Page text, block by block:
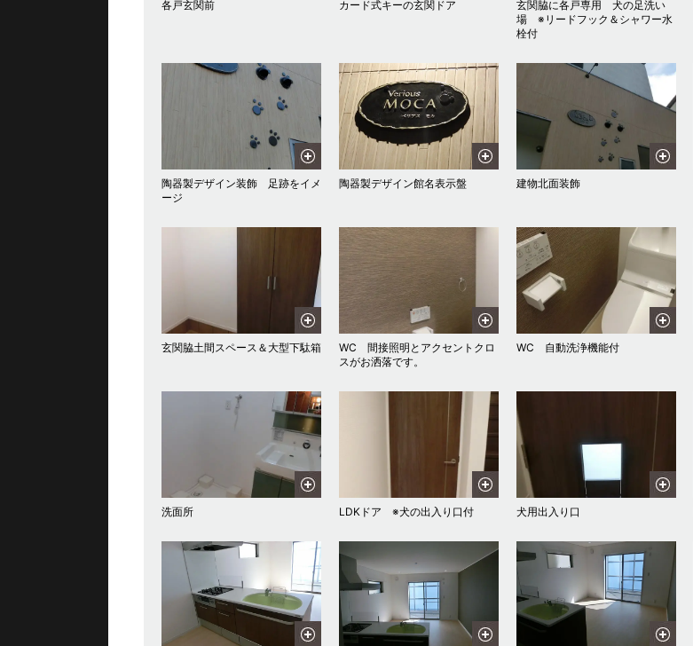
各戸玄関前 カード式キーの玄関ドア
玄関脇に各戸専用 犬の足洗い
場 ※リードフック＆シャワー水
栓付
陶器製デザイン装飾 足跡をイメ
ージ
陶器製デザイン館名表示盤 建物北面装飾
玄関脇土間スペース＆大型下駄箱
WC 間接照明とアクセントクロ
スがお洒落です。
WC 自動洗浄機能付
洗面所 LDKドア ※犬の出入り口付 犬用出入り口